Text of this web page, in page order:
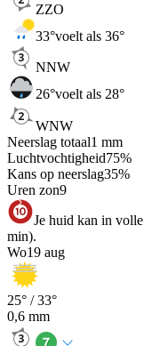
ZZO
33°voelt als 36°
NNW
26°voelt als 28°
WNW
Neerslag totaal1 mm
Luchtvochtigheid75%
Kans op neerslag35%
Uren zon9
Je huid kan in
min).
Wo19 aug
25° /33°
0,6 mm